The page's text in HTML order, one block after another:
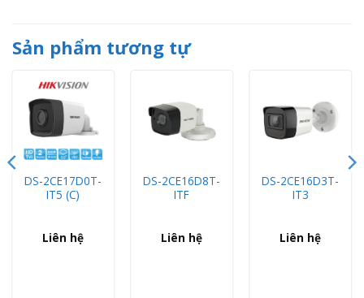
Sản phẩm tương tự
DS-2CE17D0T-
IT5 (C)
Liên hệ
DS-2CE16D8T-
ITF
Liên hệ
DS-2CE16D3T-
IT3
Liên hệ